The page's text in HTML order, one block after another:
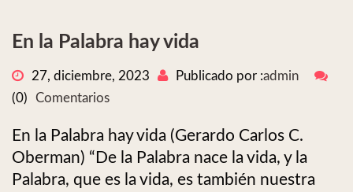
En la Palabra hay vida
27, diciembre, 2023 Publicado por :admin
(0)
Comentarios
En la Palabra hay vida (Gerardo Carlos C.
Oberman) “De la Palabra nace la vida, y la
Palabra, que es la vida, es también nuestra